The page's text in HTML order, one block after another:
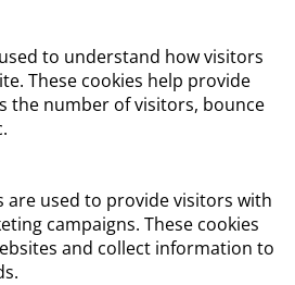
to understand how visitors
These cookies help provide
the number of visitors, bounce
are used to provide visitors with
campaigns. These cookies
and collect information to